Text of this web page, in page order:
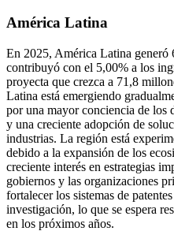
América Latina
En 2025, América Latina generó
contribuyó con el 5,00% a los
proyecta que crezca a 71,8
Latina está emergiendo
por una mayor conciencia de los
y una creciente adopción de
industrias. La región está
debido a la expansión de los
creciente interés en estrategias
gobiernos y las organizaciones
fortalecer los sistemas de
investigación, lo que se espera
en los próximos años.